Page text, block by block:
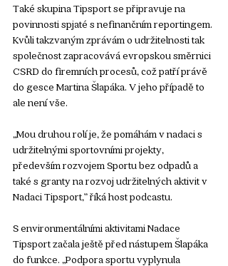
Také skupina Tipsport se připravuje na
povinnosti spjaté s nefinančním reportingem.
Kvůli takzvaným zprávám o udržitelnosti tak
společnost zapracovává evropskou směrnici
CSRD do firemních procesů, což patří právě
do gesce Martina Šlapáka. V jeho případě to
ale není vše.
„Mou druhou rolí je, že pomáhám v nadaci s
udržitelnými sportovními projekty,
především rozvojem Sportu bez odpadů a
také s granty na rozvoj udržitelných aktivit v
Nadaci Tipsport,” říká host podcastu.
S environmentálními aktivitami Nadace
Tipsport začala ještě před nástupem Šlapáka
do funkce. „Podpora sportu vyplynula